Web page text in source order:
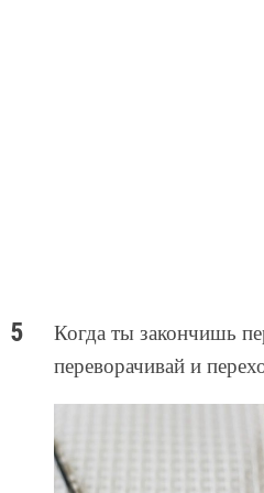
Когда ты закончишь
переворачивай и